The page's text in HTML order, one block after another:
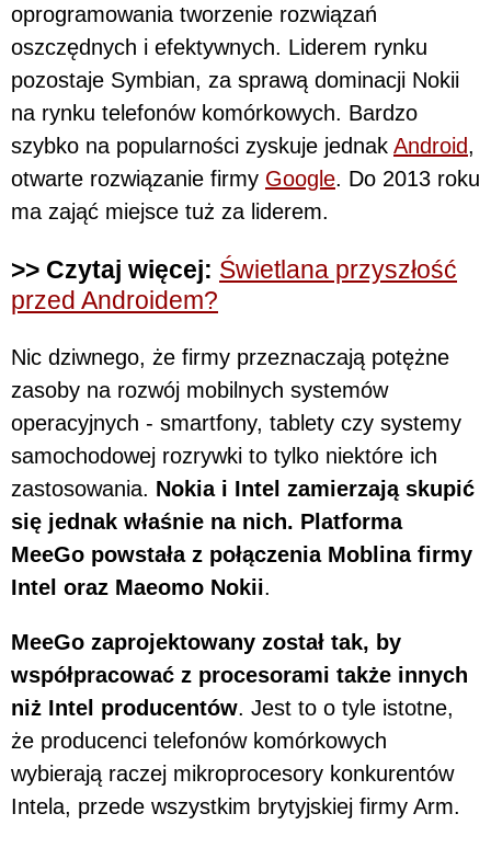
oprogramowania tworzenie rozwiązań
oszczędnych i efektywnych. Liderem rynku
pozostaje Symbian, za sprawą dominacji Nokii
na rynku telefonów komórkowych. Bardzo
szybko na popularności zyskuje jednak Android,
otwarte rozwiązanie firmy Google. Do 2013 roku
ma zająć miejsce tuż za liderem.
>> Czytaj więcej: Świetlana przyszłość
przed Androidem?
Nic dziwnego, że firmy przeznaczają potężne
zasoby na rozwój mobilnych systemów
operacyjnych - smartfony, tablety czy systemy
samochodowej rozrywki to tylko niektóre ich
zastosowania. Nokia i Intel zamierzają skupić
się jednak właśnie na nich. Platforma
MeeGo powstała z połączenia Moblina firmy
Intel oraz Maeomo Nokii.
MeeGo zaprojektowany został tak, by
współpracować z procesorami także innych
niż Intel producentów. Jest to o tyle istotne,
że producenci telefonów komórkowych
wybierają raczej mikroprocesory konkurentów
Intela, przede wszystkim brytyjskiej firmy Arm.